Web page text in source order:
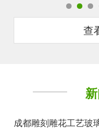
查
成都雕刻雕花工艺玻